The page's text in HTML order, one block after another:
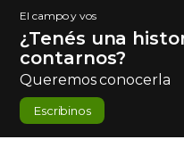
El campo y vos
¿Tenés una
contarnos?
Queremos conocerla
Escribinos